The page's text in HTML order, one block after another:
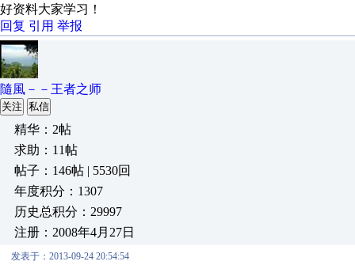
好资料大家学习！
回复 引用 举报
隨風－－王者之师
关注 私信
精华：2帖
求助：11帖
帖子：146帖 | 5530回
年度积分：1307
历史总积分：29997
注册：2008年4月27日
发表于：2013-09-24 20:54:54